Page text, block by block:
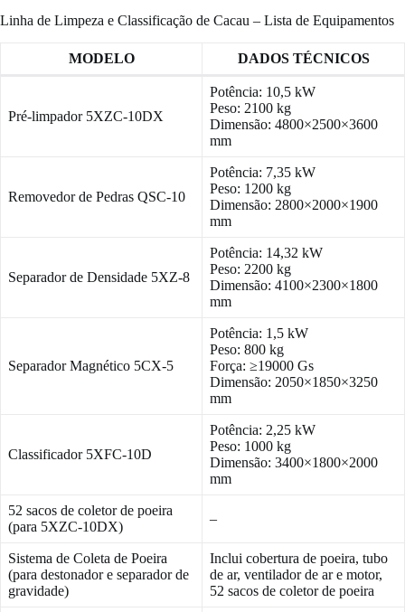
Linha de Limpeza e Classificação de Cacau – Lista de Equipamentos
MODELO DADOS TÉCNICOS
Pré-limpador 5XZC-10DX
Potência: 10,5 kW
Peso: 2100 kg
Dimensão: 4800×2500×3600
mm
Removedor de Pedras QSC-10
Potência: 7,35 kW
Peso: 1200 kg
Dimensão: 2800×2000×1900
mm
Separador de Densidade 5XZ-8
Potência: 14,32 kW
Peso: 2200 kg
Dimensão: 4100×2300×1800
mm
Separador Magnético 5CX-5
Potência: 1,5 kW
Peso: 800 kg
Força: ≥19000 Gs
Dimensão: 2050×1850×3250
mm
Classificador 5XFC-10D
Potência: 2,25 kW
Peso: 1000 kg
Dimensão: 3400×1800×2000
mm
52 sacos de coletor de poeira
(para 5XZC-10DX)
–
Sistema de Coleta de Poeira
(para destonador e separador de
gravidade)
Inclui cobertura de poeira, tubo
de ar, ventilador de ar e motor,
52 sacos de coletor de poeira